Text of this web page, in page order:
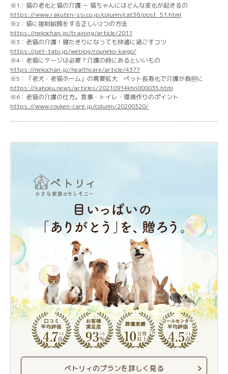
※1：猫の老化と猫の介護 － 猫ちゃんにはどんな変化が起きるの
https://www.rakuten-ssi.co.jp/column/cat36/post_51.html
※2：猫に強制給餌をする正しい2つの方法
https://nekochan.jp/training/article/2011
※3：老猫の介護！寝たきりになっても快適に過ごすコツ
https://pet-tabi.jp/weblog/rouneko-kaigo/
※4：老猫にケージは必要？介護の時にあるといいもの
https://nekochan.jp/healthcare/article/4377
※5：「老犬・老猫ホーム」の需要拡大 ペット長寿化で介護が負担に
https://kahoku.news/articles/20210914khn000035.html
※6：老猫の介護の仕方。食事・トイレ・環境作りのポイント
https://www.rouken-care.jp/column/20200320/
ペトリィのプランを詳しく見る